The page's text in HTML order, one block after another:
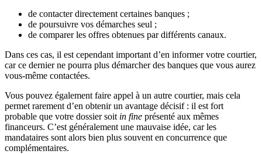
de contacter directement certaines banques ;
de poursuivre vos démarches seul ;
de comparer les offres obtenues par différents canaux.
Dans ces cas, il est cependant important d’en informer votre courtier,
car ce dernier ne pourra plus démarcher des banques que vous aurez
vous-même contactées.
Vous pouvez également faire appel à un autre courtier, mais cela
permet rarement d’en obtenir un avantage décisif : il est fort
probable que votre dossier soit in fine présenté aux mêmes
financeurs. C’est généralement une mauvaise idée, car les
mandataires sont alors bien plus souvent en concurrence que
complémentaires.